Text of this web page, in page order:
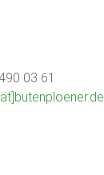
03 61